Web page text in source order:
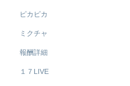
ピカピカ
ミクチャ
報酬詳細
１７LIVE